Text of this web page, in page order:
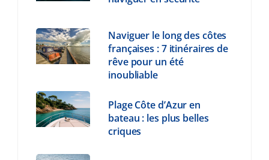
Naviguer le long des côtes
françaises : 7 itinéraires de
rêve pour un été
inoubliable
Plage Côte d’Azur en
bateau : les plus belles
criques